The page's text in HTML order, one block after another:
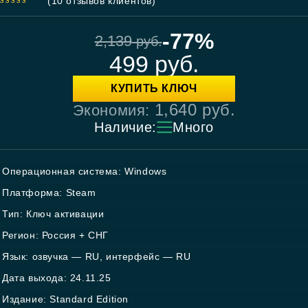
2,139руб.-77%
499 руб.
КУПИТЬ КЛЮЧ
Экономия: 1,640 руб.
Наличие: Много
Операционная система: Windows
Платформа: Steam
Тип: Ключ активации
Регион: Россия + СНГ
Язык: озвучка — RU, интерфейс — RU
Дата выхода: 24.11.25
Издание: Standard Edition